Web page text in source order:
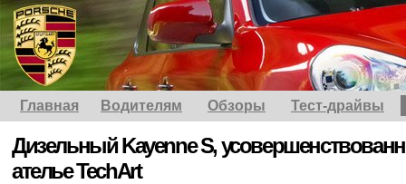
Главная Водителям Обзоры Тест-драйвы
Дизельный Kayenne S,
ателье TechArt